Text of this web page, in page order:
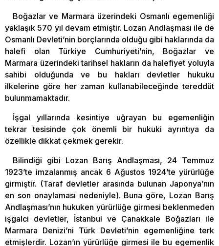
Boğazlar ve Marmara üzerindeki Osmanlı egemenliği
yaklaşık 570 yıl devam etmiştir. Lozan Andlaşması ile de
Osmanlı Devleti’nin borçlarında olduğu gibi haklarında da
halefi olan Türkiye Cumhuriyeti’nin, Boğazlar ve
Marmara üzerindeki tarihsel hakların da halefiyet yoluyla
sahibi olduğunda ve bu hakları devletler hukuku
ilkelerine göre her zaman kullanabileceğinde tereddüt
bulunmamaktadır.
İşgal yıllarında kesintiye uğrayan bu egemenliğin
tekrar tesisinde çok önemli bir hukuki ayrıntıya da
özellikle dikkat çekmek gerekir.
Bilindiği gibi Lozan Barış Andlaşması, 24 Temmuz
1923’te imzalanmış ancak 6 Ağustos 1924’te yürürlüğe
girmiştir. (Taraf devletler arasında bulunan Japonya’nın
en son onaylaması nedeniyle). Buna göre, Lozan Barış
Andlaşması’nın hukuken yürürlüğe girmesi beklenmeden
işgalci devletler, İstanbul ve Çanakkale Boğazları ile
Marmara Denizi’ni Türk Devleti’nin egemenliğine terk
etmişlerdir. Lozan’ın yürürlüğe girmesi ile bu egemenlik